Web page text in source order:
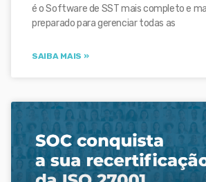
é o Software de SST mais completo e
preparado para gerenciar todas as
SAIBA MAIS »